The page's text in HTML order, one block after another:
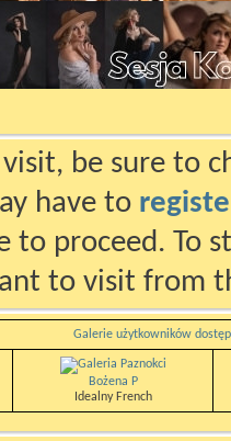
be sure to
have to
to proceed. To
to visit from
Galerie użytkowników
Bożena P
Idealny French